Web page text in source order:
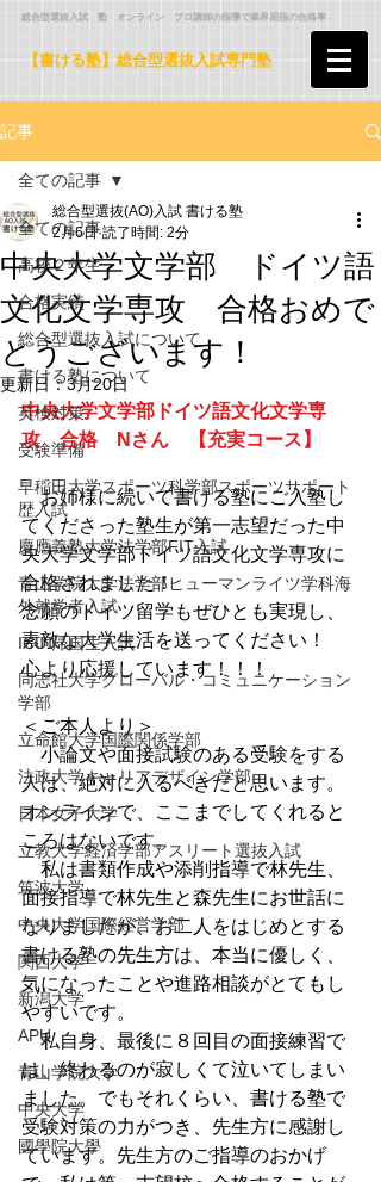
​ 総合型選抜入試 塾 オンライン プロ講師の指導で業界屈指の合格率
【書ける塾】総合型選抜入試専門塾
記事
全ての記事
高校２年生
合格実績
総合型選抜入試について
書ける塾について
英検対策
受験準備
早稲田大学スポーツ科学部スポーツサポート
歴入試
慶應義塾大学法学部FIT入試
青山学院大学法学部ヒューマンライツ学科海
外就学者入試
ICU 帰国生入試
同志社大学グローバル・コミュニケーション
学部
立命館大学国際関係学部
法政大学キャリアデザイン学部
日本女子大学
立教大学経済学部アスリート選抜入試
筑波大学
中央大学国際経営学部
関西大学
新潟大学
APU
青山学院大学
中央大学
國學院大學
全ての記事
中央大学文学部 ドイツ語
文化文学専攻 合格おめで
とうございます！
総合型選抜(AO)入試 書ける塾
2月6日 読了時間: 2分
更新日：3月20日
中央大学文学部ドイツ語文化文学専
攻　合格　Nさん　【充実コース】
お姉様に続いて書ける塾にご入塾し
てくださった塾生が第一志望だった中
央大学文学部ドイツ語文化文学専攻に
合格されました！
念願のドイツ留学もぜひとも実現し、
素敵な大学生活を送ってください！
心より応援しています！！！
＜ご本人より＞
小論文や面接試験のある受験をする
人は、絶対に入るべきだと思います。
オンラインで、ここまでしてくれると
ころはないです。
私は書類作成や添削指導で林先生、
面接指導で林先生と森先生にお世話に
なりましたが、お二人をはじめとする
書ける塾の先生方は、本当に優しく、
気になったことや進路相談がとてもし
やすいです。
私自身、最後に８回目の面接練習で
は、終わるのが寂しくて泣いてしまい
ました。でもそれくらい、書ける塾で
受験対策の力がつき、先生方に感謝し
ています。先生方のご指導のおかげ